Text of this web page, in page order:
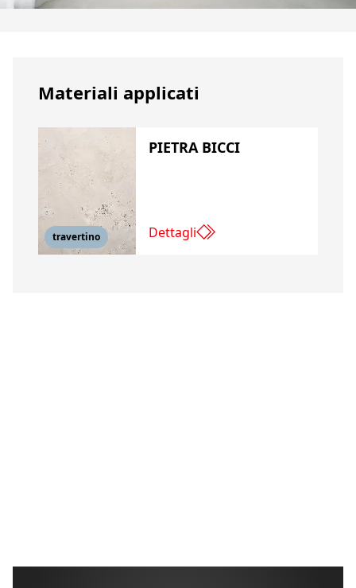
Materiali applicati
travertino
PIETRA BICCI
Dettagli